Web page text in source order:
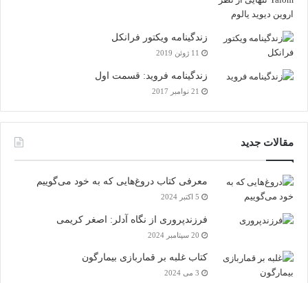
زندگینامه ویکتور فرانکل
11 ژوئن 2019
زندگینامه فروید: قسمت اول
21 نوامبر 2017
مقالات جدید
معرفی کتاب دروغ‌هایی که به خود می‌گوییم
5 اکتبر 2024
فرزندپروری از نگاه آدلر: اصغر کریمی
20 سپتامبر 2024
کتاب غلبه بر قماربازی بیمارگون
3 می 2024